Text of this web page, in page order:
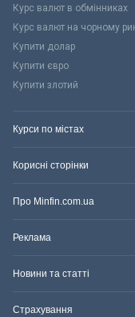
Курс валют в обмінниках
Курс валют на чорному
Купити долар
Купити євро
Купити злотий
Курси по містах
Корисні сторінки
Про Minfin.com.ua
Реклама
Новини та статті
Страхування